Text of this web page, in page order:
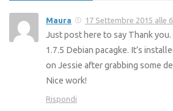
Maura 17 Settembre 2015 alle
Just post here to say Thank
1.7.5 Debian pacagke. It’s
on Jessie after grabbing some
Nice work!
Rispondi